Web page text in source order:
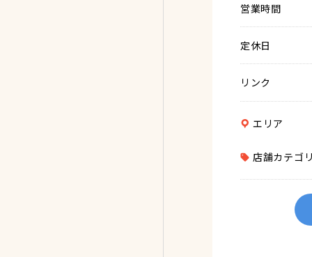
営業時間
定休日
リンク
エリア
店舗カテゴ